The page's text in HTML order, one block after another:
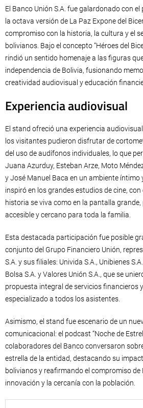
El Banco Unión S.A. fue galardonado con
la octava versión de La Paz Expone del
compromiso con la historia, la cultura y el
bolivianos. Bajo el concepto “Héroes del
rindió un sentido homenaje a las figuras
independencia de Bolivia, fusionando
creatividad audiovisual y educación
Experiencia audiovisual
El stand ofreció una experiencia
los visitantes pudieron disfrutar de
del uso de audífonos individuales, lo que
Juana Azurduy, Esteban Arze, Moto
y José Manuel Baca en un ambiente íntimo
inspiró en los grandes estudios de cine,
historia se viva como en la pantalla
accesible y cercano para toda la familia.
Esta destacada participación fue posible
conjunto del Grupo Financiero Unión,
S.A. y sus filiales: Univida S.A., Unibienes
Bolsa S.A. y Valores Unión S.A., que se
propuesta integral de servicios financieros
especializado a todos los asistentes.
Asimismo, el stand fue escenario de un
comunicacional: el podcast “Noche de
colaboradores del Banco conversaron
estrella de la entidad, destacando su
bolivianos y reafirmando el compromiso de
innovación y la cercanía con la población.